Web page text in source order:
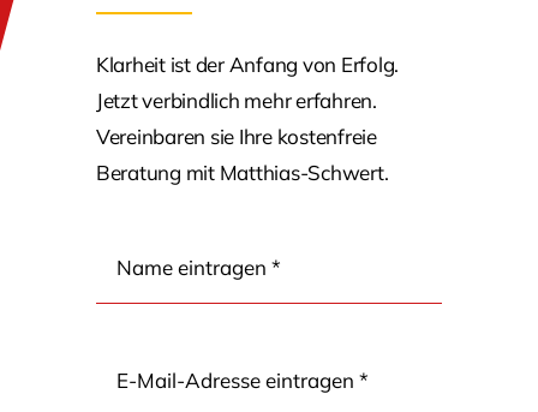
Ganz persönlich
präsentieren
Klarheit ist der Anfang von Erfolg.
Jetzt verbindlich mehr erfahren.
Vereinbaren sie Ihre kostenfreie
Beratung mit Matthias-Schwert.